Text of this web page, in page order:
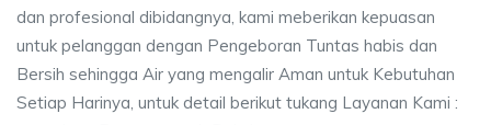
dan profesional dibidangnya, kami meberikan kepuasan
untuk pelanggan dengan Pengeboran Tuntas habis dan
Bersih sehingga Air yang mengalir Aman untuk Kebutuhan
Setiap Harinya, untuk detail berikut tukang Layanan Kami :